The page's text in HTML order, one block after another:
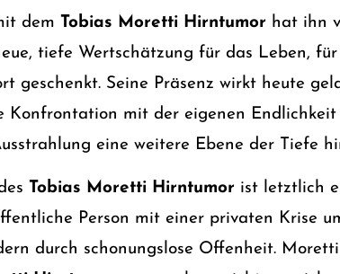
dem Tobias Moretti Hirntumor hat ihn
tiefe Wertschätzung für das Leben,
geschenkt. Seine Präsenz wirkt heute
Konfrontation mit der eigenen
eine weitere Ebene der Tiefe
Tobias Moretti Hirntumor ist letztlich
Person mit einer privaten Krise
durch schonungslose Offenheit.